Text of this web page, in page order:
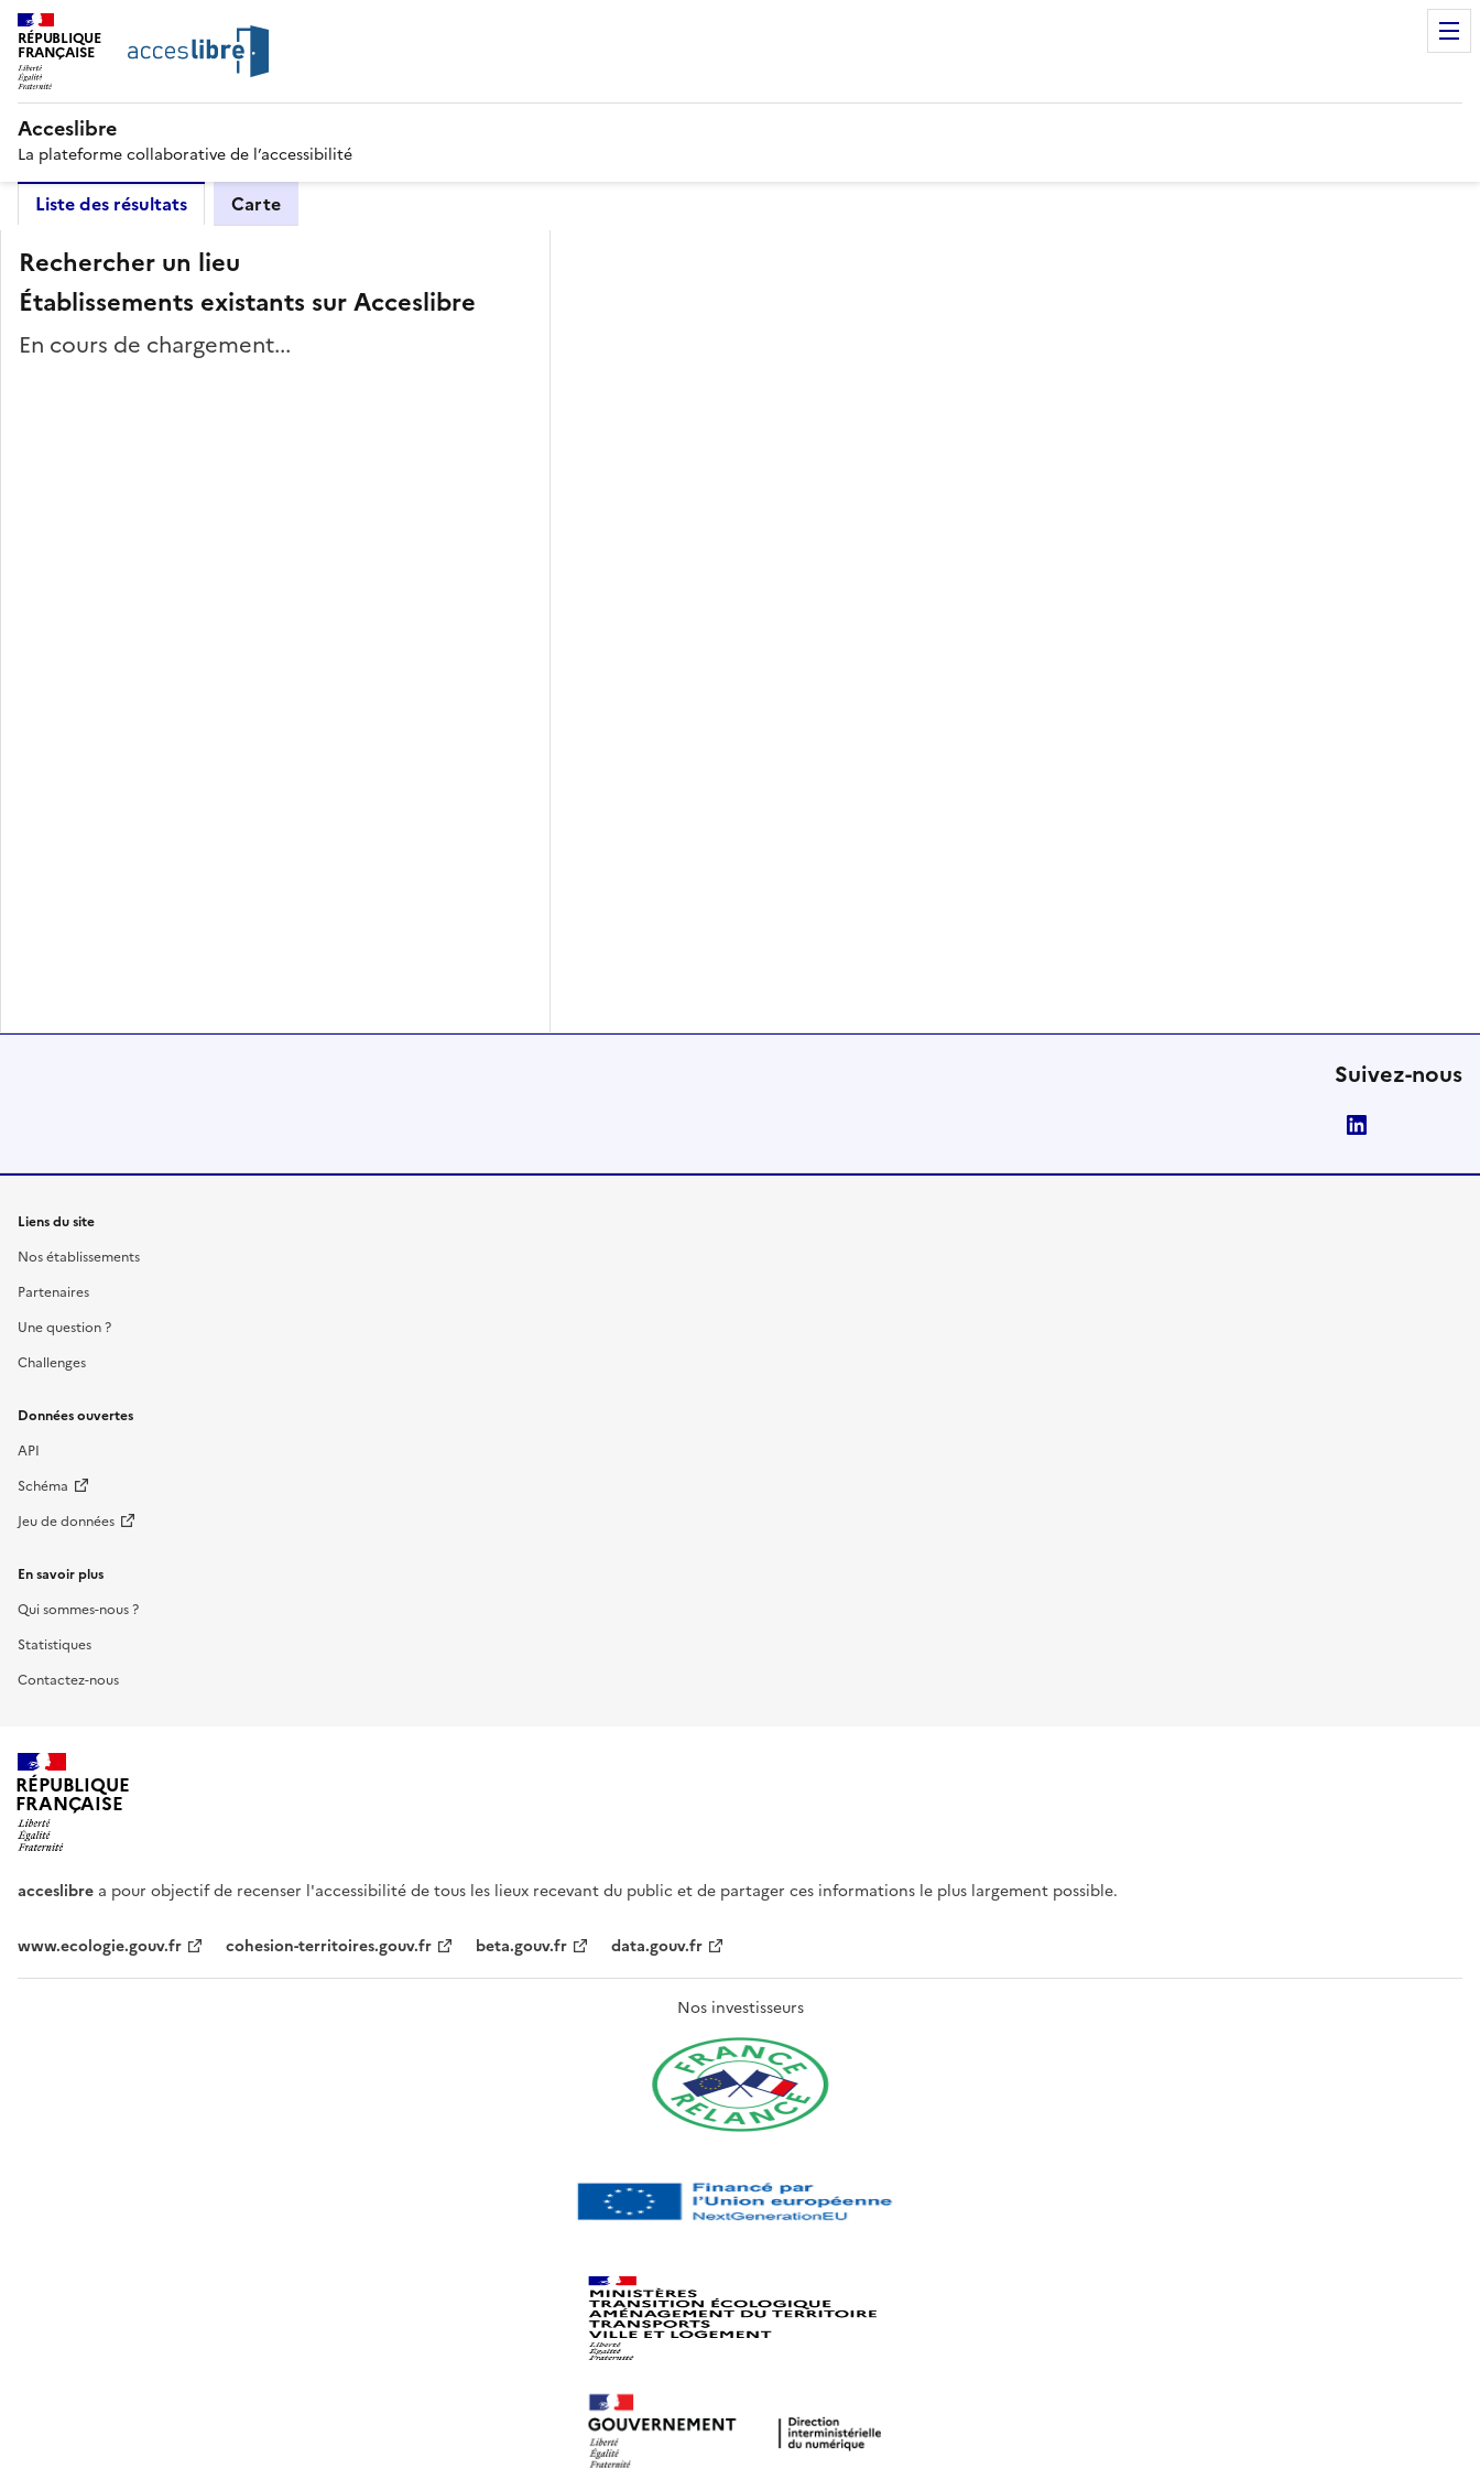
RÉPUBLIQUE
FRANÇAISE
Acceslibre
La plateforme collaborative de l’accessibilité
Liste des résultats Carte
Rechercher un lieu
Établissements existants sur Acceslibre
En cours de chargement...
Suivez-nous
Liens du site
Nos établissements
Partenaires
Une question ?
Challenges
Données ouvertes
API
Schéma
Jeu de données
En savoir plus
Qui sommes-nous ?
Statistiques
Contactez-nous
RÉPUBLIQUE
FRANÇAISE
acceslibre a pour objectif de recenser l'accessibilité de tous les lieux recevant du public et de partager ces informations le plus largement possible.
www.ecologie.gouv.fr cohesion-territoires.gouv.fr beta.gouv.fr data.gouv.fr
Nos investisseurs